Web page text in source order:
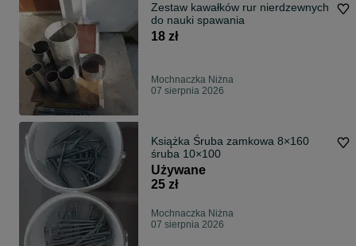
Zestaw kawałków rur nierdzewnych
do nauki spawania
18 zł
Mochnaczka Niżna
07 sierpnia 2026
Książka Śruba zamkowa 8×160
śruba 10×100
Używane
25 zł
Mochnaczka Niżna
07 sierpnia 2026